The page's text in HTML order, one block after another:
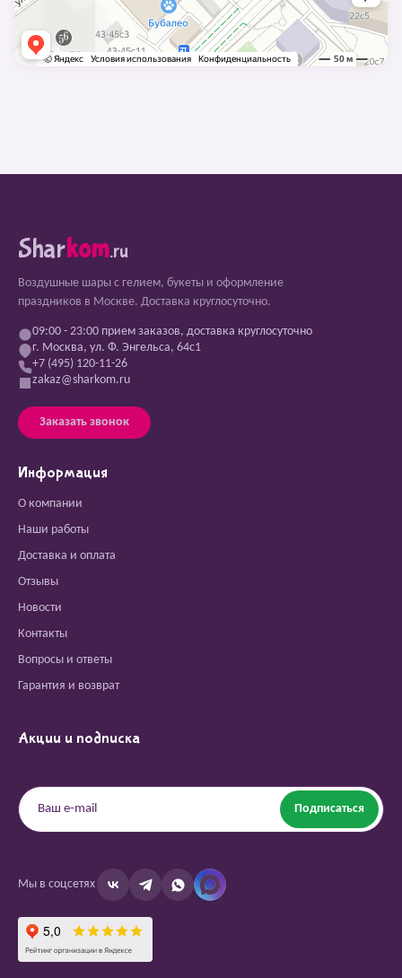
Sharkom.ru
Воздушные шары с гелием, букеты и оформление
праздников в Москве. Доставка круглосуточно.
09:00 - 23:00 прием заказов, доставка круглосуточно
г. Москва, ул. Ф. Энгельса, 64с1
+7 (495) 120-11-26
zakaz@sharkom.ru
Заказать звонок
Информация
О компании
Наши работы
Доставка и оплата
Отзывы
Новости
Контакты
Вопросы и ответы
Гарантия и возврат
Акции и подписка
Подписаться
Мы в соцсетях